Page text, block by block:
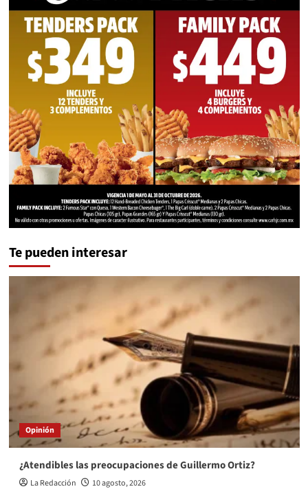
Te pueden interesar
Opinión
¿Atendibles las preocupaciones de Guillermo Ortiz?
La Redacción 10 agosto, 2026